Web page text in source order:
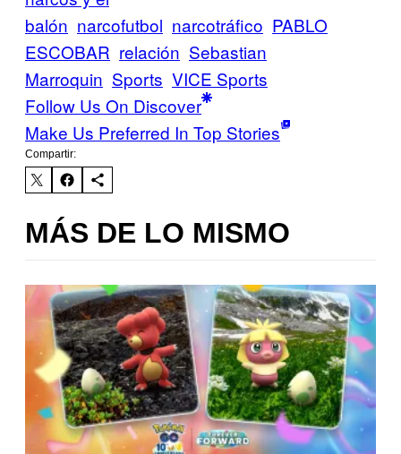
balón narcofutbol narcotráfico PABLO
ESCOBAR relación Sebastian
Marroquin Sports VICE Sports
Follow Us On Discover
Make Us Preferred In Top Stories
Compartir:
MÁS DE LO MISMO